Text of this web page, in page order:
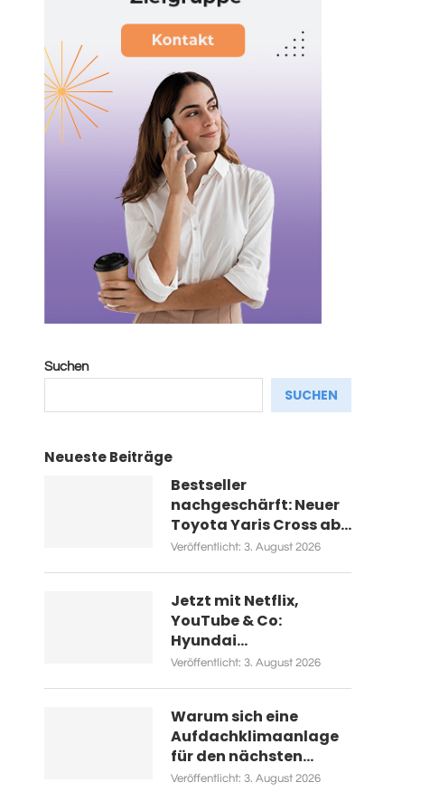
Suchen
SUCHEN
Neueste Beiträge
Bestseller
nachgeschärft: Neuer
Toyota Yaris Cross ab...
Veröffentlicht: 3. August 2026
Jetzt mit Netflix,
YouTube & Co:
Hyundai...
Veröffentlicht: 3. August 2026
Warum sich eine
Aufdachklimaanlage
für den nächsten...
Veröffentlicht: 3. August 2026